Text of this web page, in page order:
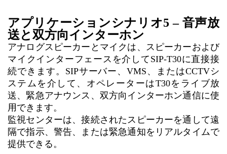
アプリケーションシナリオ5 – 音声放
送と双方向インターホン
アナログスピーカーとマイクは、スピーカーおよび
マイクインターフェースを介してSIP-T30に直接接
続できます。SIPサーバー、VMS、またはCCTVシ
ステムを介して、オペレーターはT30をライブ放
送、緊急アナウンス、双方向インターホン通信に使
用できます。
監視センターは、接続されたスピーカーを通して遠
隔で指示、警告、または緊急通知をリアルタイムで
提供できる。